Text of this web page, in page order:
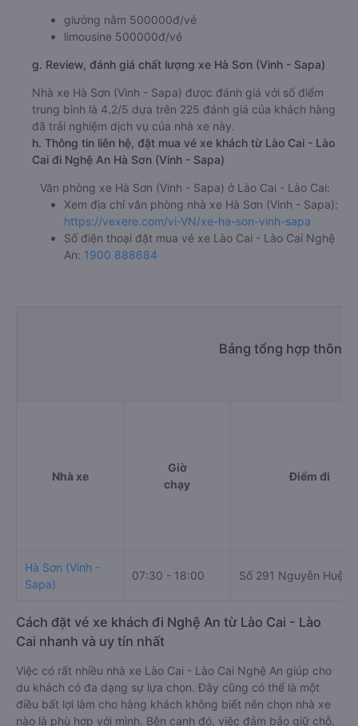
giường nằm 500000đ/vé
limousine 500000đ/vé
g. Review, đánh giá chất lượng xe Hà Sơn (Vinh - Sapa)
Nhà xe Hà Sơn (Vinh - Sapa) được đánh giá với số điểm
trung bình là 4.2/5 dựa trên 225 đánh giá của khách hàng
đã trải nghiệm dịch vụ của nhà xe này.
h. Thông tin liên hệ, đặt mua vé xe khách từ Lào Cai - Lào
Cai đi Nghệ An Hà Sơn (Vinh - Sapa)
Văn phòng xe Hà Sơn (Vinh - Sapa) ở Lào Cai - Lào Cai:
Xem địa chỉ văn phòng nhà xe Hà Sơn (Vinh - Sapa):
https://vexere.com/vi-VN/xe-ha-son-vinh-sapa
Số điện thoại đặt mua vé xe Lào Cai - Lào Cai Nghệ
An: 1900 888684
Bảng tổng hợp thông
Nhà xe
Giờ
chạy
Điểm đi
Hà Sơn (Vinh -
Sapa)
07:30 - 18:00 Số 291 Nguyễn Huệ
Cách đặt vé xe khách đi Nghệ An từ Lào Cai - Lào
Cai nhanh và uy tín nhất
Việc có rất nhiều nhà xe Lào Cai - Lào Cai Nghệ An giúp cho
du khách có đa dạng sự lựa chọn. Đây cũng có thể là một
điều bất lợi làm cho hàng khách không biết nên chọn nhà xe
nào là phù hợp với mình. Bên cạnh đó, việc đảm bảo giữ chỗ,